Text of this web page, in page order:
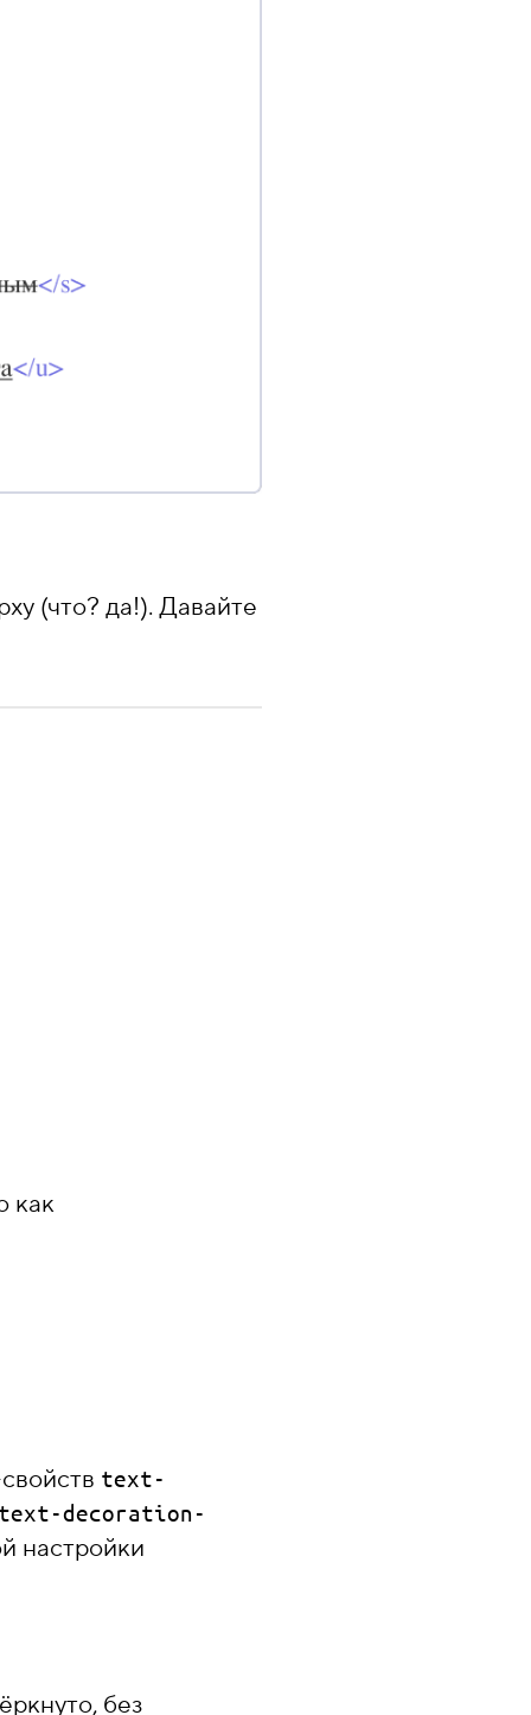
(что? да!). Давайте
как
text-
text-decoration-
настройки
без